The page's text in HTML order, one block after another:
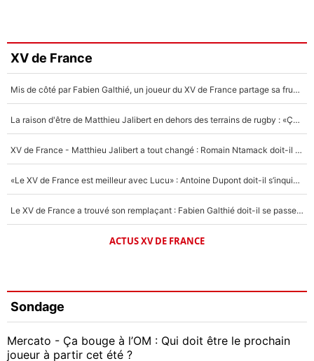
XV de France
Mis de côté par Fabien Galthié, un joueur du XV de France partage sa frustration : «ils ne me l’ont pas dit tout de suite»
La raison d'être de Matthieu Jalibert en dehors des terrains de rugby : «Ça m'atteint autant que si tu touches à un membre de ma famille»
XV de France - Matthieu Jalibert a tout changé : Romain Ntamack doit-il s’inquiéter pour sa place à un an de la Coupe du monde ?
«Le XV de France est meilleur avec Lucu» : Antoine Dupont doit-il s’inquiéter pour sa place ?
Le XV de France a trouvé son remplaçant : Fabien Galthié doit-il se passer d'Antoine Dupont ?
ACTUS XV DE FRANCE
Sondage
Mercato - Ça bouge à l’OM : Qui doit être le prochain
joueur à partir cet été ?